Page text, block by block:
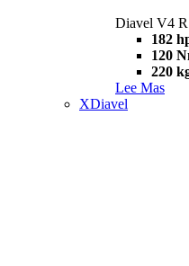
Diavel V4
182
120
220
Lee Mas
XDiavel